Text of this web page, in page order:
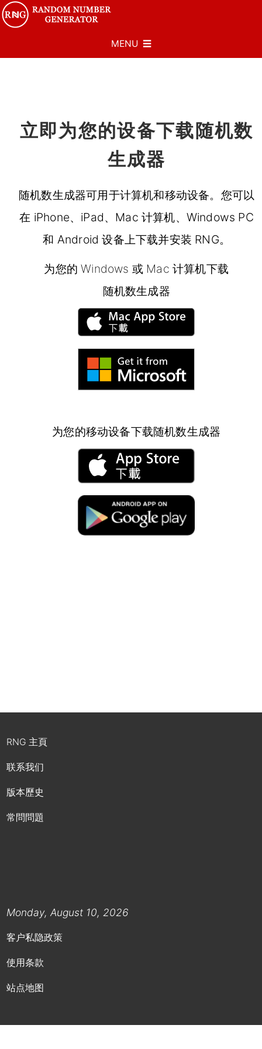
MENU ☰
立即为您的设备下载随机数
生成器
随机数生成器可用于计算机和移动设备。您可以
在 iPhone、iPad、Mac 计算机、Windows PC
和 Android 设备上下载并安装 RNG。
为您的 Windows 或 Mac 计算机下载
随机数生成器
为您的移动设备下载随机数生成器
RNG 主頁
联系我们
版本歷史
常問問題
Monday, August 10, 2026
客户私隐政策
使用条款
站点地图